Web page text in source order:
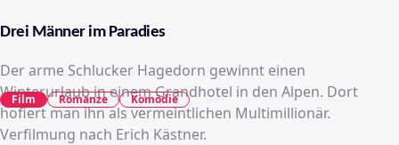
Drei Männer im Paradies
Der arme Schlucker Hagedorn gewinnt einen
Winterurlaub in einem Grandhotel in den Alpen. Dort
hofiert man ihn als vermeintlichen Multimillionär.
Verfilmung nach Erich Kästner.
Film Romanze Komödie